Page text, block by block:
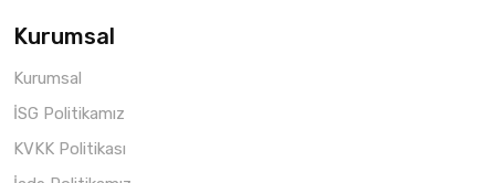
Kurumsal
Kurumsal
İSG Politikamız
KVKK Politikası